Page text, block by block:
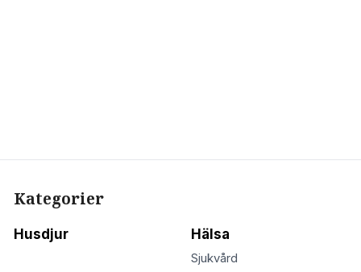
Kategorier
Husdjur Hälsa
Sjukvård